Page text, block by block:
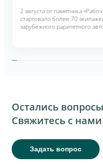
2 августа от памятника
стартовало более 70
зарубежного раритетного
Остались
Свяжитесь с нами
Задать вопрос